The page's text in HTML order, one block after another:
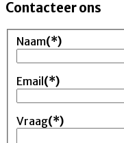
Contacteer ons
Naam(*)
Email(*)
Vraag(*)